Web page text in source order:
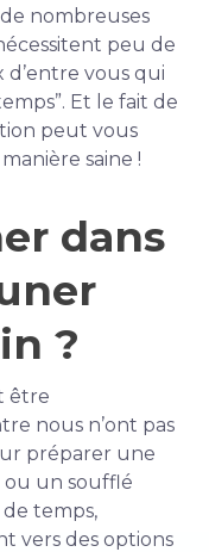
nombreuses
peu de
vous qui
Et le fait de
peut vous
saine !
dans
?
être
nous n’ont pas
préparer une
un soufflé
temps,
vers des options